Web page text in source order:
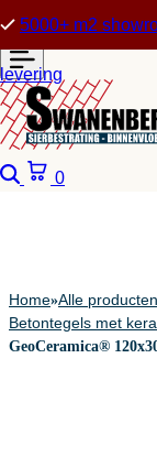
5000+ m2
levering
Zoeken
0
Home»Alle producten
Betontegels met
GeoCeramica®